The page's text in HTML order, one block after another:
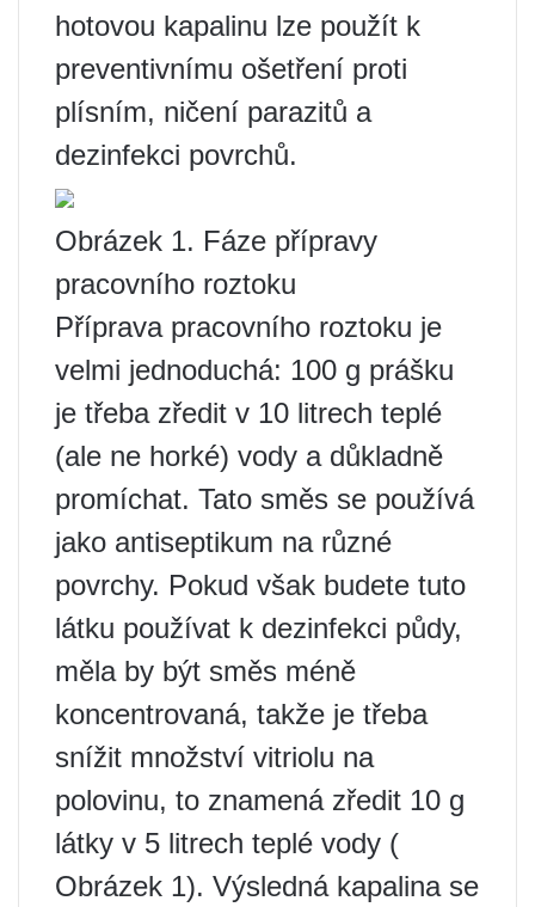
hotovou kapalinu lze použít k
preventivnímu ošetření proti
plísním, ničení parazitů a
dezinfekci povrchů.
Obrázek 1. Fáze přípravy
pracovního roztoku
Příprava pracovního roztoku je
velmi jednoduchá: 100 g prášku
je třeba zředit v 10 litrech teplé
(ale ne horké) vody a důkladně
promíchat. Tato směs se používá
jako antiseptikum na různé
povrchy. Pokud však budete tuto
látku používat k dezinfekci půdy,
měla by být směs méně
koncentrovaná, takže je třeba
snížit množství vitriolu na
polovinu, to znamená zředit 10 g
látky v 5 litrech teplé vody (
Obrázek 1). Výsledná kapalina se